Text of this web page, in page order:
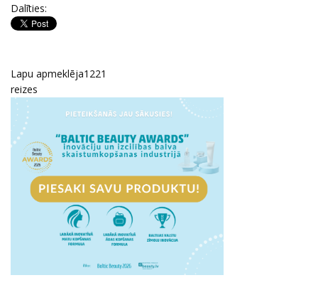
Dalīties:
Lapu apmeklēja1221
reizes